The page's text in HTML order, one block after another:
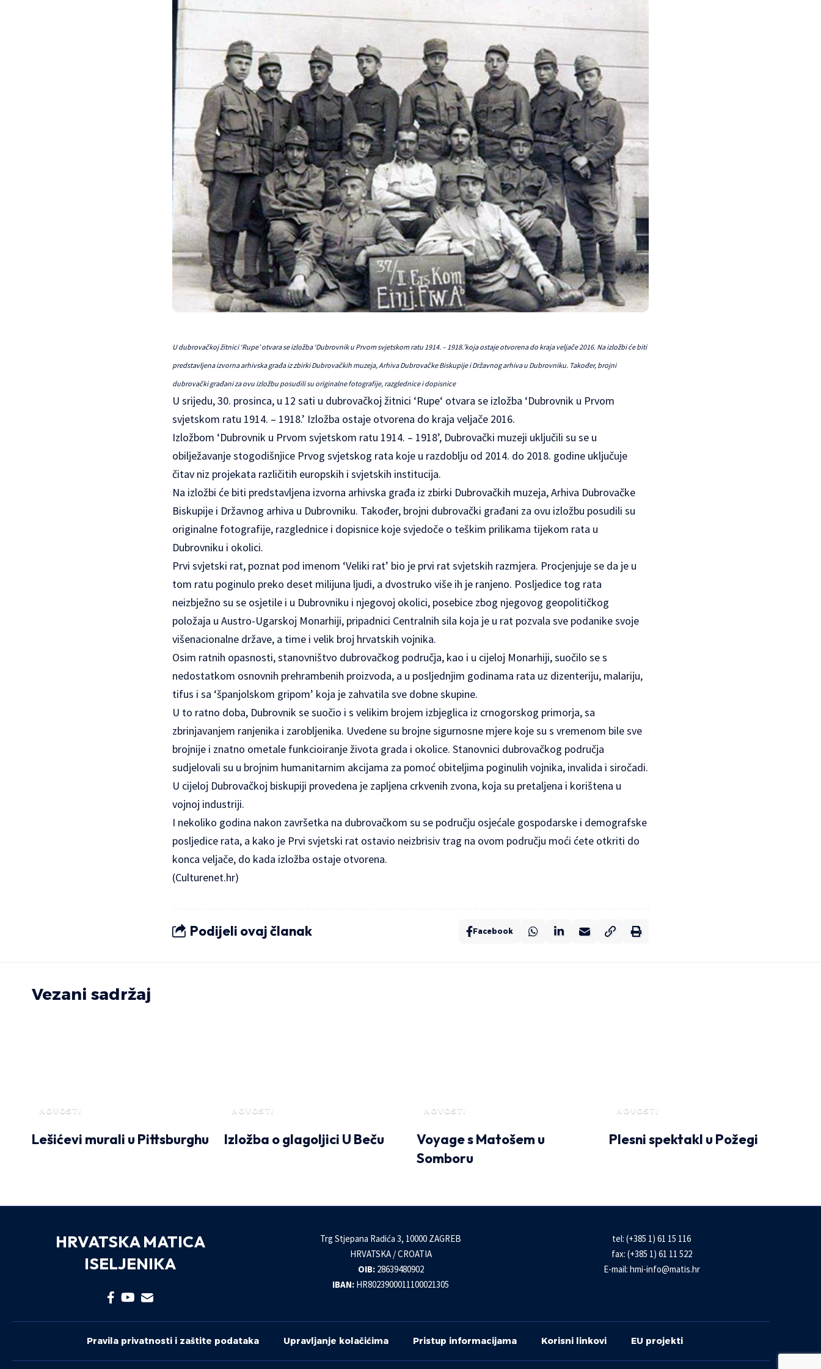
U dubrovačkoj žitnici ‘Rupe’ otvara se izložba ‘Dubrovnik u Prvom svjetskom ratu 1914. – 1918.’koja ostaje otvorena do kraja veljače 2016. Na izložbi će biti
predstavljena izvorna arhivska građa iz zbirki Dubrovačkih muzeja, Arhiva Dubrovačke Biskupije i Državnog arhiva u Dubrovniku. Također, brojni
dubrovački građani za ovu izložbu posudili su originalne fotografije, razglednice i dopisnice
U srijedu, 30. prosinca, u 12 sati u dubrovačkoj žitnici ‘Rupe‘ otvara se izložba ‘Dubrovnik u Prvom
svjetskom ratu 1914. – 1918.’ Izložba ostaje otvorena do kraja veljače 2016.
Izložbom ‘Dubrovnik u Prvom svjetskom ratu 1914. – 1918’, Dubrovački muzeji uključili su se u
obilježavanje stogodišnjice Prvog svjetskog rata koje u razdoblju od 2014. do 2018. godine uključuje
čitav niz projekata različitih europskih i svjetskih institucija.
Na izložbi će biti predstavljena izvorna arhivska građa iz zbirki Dubrovačkih muzeja, Arhiva Dubrovačke
Biskupije i Državnog arhiva u Dubrovniku. Također, brojni dubrovački građani za ovu izložbu posudili su
originalne fotografije, razglednice i dopisnice koje svjedoče o teškim prilikama tijekom rata u
Dubrovniku i okolici.
Prvi svjetski rat, poznat pod imenom ‘Veliki rat’ bio je prvi rat svjetskih razmjera. Procjenjuje se da je u
tom ratu poginulo preko deset milijuna ljudi, a dvostruko više ih je ranjeno. Posljedice tog rata
neizbježno su se osjetile i u Dubrovniku i njegovoj okolici, posebice zbog njegovog geopolitičkog
položaja u Austro-Ugarskoj Monarhiji, pripadnici Centralnih sila koja je u rat pozvala sve podanike svoje
višenacionalne države, a time i velik broj hrvatskih vojnika.
Osim ratnih opasnosti, stanovništvo dubrovačkog područja, kao i u cijeloj Monarhiji, suočilo se s
nedostatkom osnovnih prehrambenih proizvoda, a u posljednjim godinama rata uz dizenteriju, malariju,
tifus i sa ‘španjolskom gripom’ koja je zahvatila sve dobne skupine.
U to ratno doba, Dubrovnik se suočio i s velikim brojem izbjeglica iz crnogorskog primorja, sa
zbrinjavanjem ranjenika i zarobljenika. Uvedene su brojne sigurnosne mjere koje su s vremenom bile sve
brojnije i znatno ometale funkcioiranje života grada i okolice. Stanovnici dubrovačkog područja
sudjelovali su u brojnim humanitarnim akcijama za pomoć obiteljima poginulih vojnika, invalida i siročadi.
U cijeloj Dubrovačkoj biskupiji provedena je zapljena crkvenih zvona, koja su pretaljena i korištena u
vojnoj industriji.
I nekoliko godina nakon završetka na dubrovačkom su se području osjećale gospodarske i demografske
posljedice rata, a kako je Prvi svjetski rat ostavio neizbrisiv trag na ovom području moći ćete otkriti do
konca veljače, do kada izložba ostaje otvorena.
(Culturenet.hr)
Podijeli ovaj članak Facebook
Vezani sadržaj
NOVOSTI
Lešićevi murali u Pittsburghu
NOVOSTI
Izložba o glagoljici U Beču
NOVOSTI
Voyage s Matošem u
Somboru
NOVOSTI
Plesni spektakl u Požegi
HRVATSKA MATICA
ISELJENIKA
Trg Stjepana Radića 3, 10000 ZAGREB
HRVATSKA / CROATIA
OIB:28639480902
IBAN: HR8023900011100021305
tel: (+385 1) 61 15 116
fax: (+385 1) 61 11 522
E-mail: hmi-info@matis.hr
Pravila privatnosti i zaštite podataka Upravljanje kolačićima Pristup informacijama Korisni linkovi EU projekti